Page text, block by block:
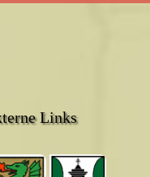
Links